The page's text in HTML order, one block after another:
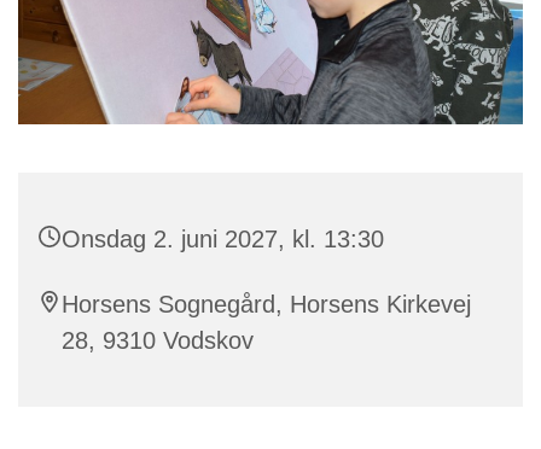
Onsdag 2. juni 2027, kl. 13:30
Horsens Sognegård, Horsens Kirkevej
28, 9310 Vodskov